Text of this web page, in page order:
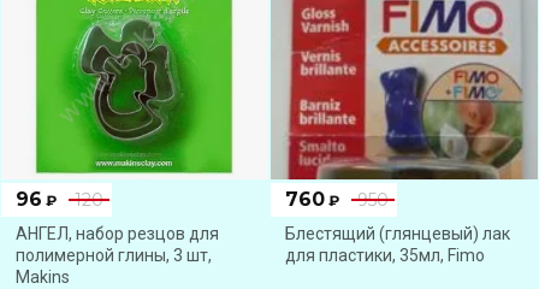
120
96 ₽
АНГЕЛ, набор резцов для
полимерной глины, 3 шт,
Makins
950
760 ₽
Блестящий (глянцевый) лак
для пластики, 35мл, Fimo